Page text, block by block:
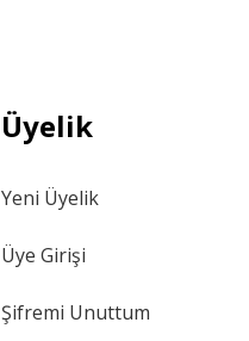
Üyelik
Yeni Üyelik
Üye Girişi
Şifremi Unuttum